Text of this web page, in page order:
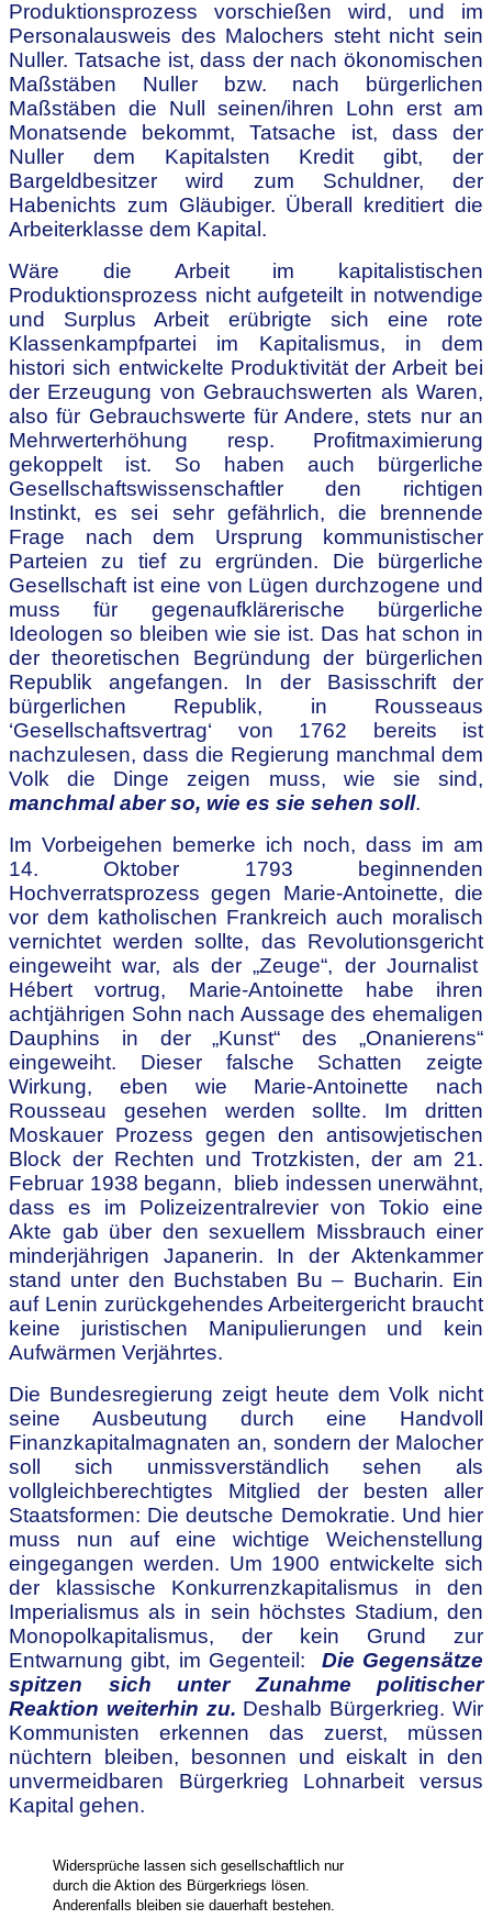
Produktionsprozess vorschießen wird, und im
Personalausweis des Malochers steht nicht sein
Nuller. Tatsache ist, dass der nach ökonomischen
Maßstäben Nuller bzw. nach bürgerlichen
Maßstäben die Null seinen/ihren Lohn erst am
Monatsende bekommt, Tatsache ist, dass der
Nuller dem Kapitalsten Kredit gibt, der
Bargeldbesitzer wird zum Schuldner, der
Habenichts zum Gläubiger. Überall kreditiert die
Arbeiterklasse dem Kapital.
Wäre die Arbeit im kapitalistischen
Produktionsprozess nicht aufgeteilt in notwendige
und Surplus Arbeit erübrigte sich eine rote
Klassenkampfpartei im Kapitalismus, in dem
histori sich entwickelte Produktivität der Arbeit bei
der Erzeugung von Gebrauchswerten als Waren,
also für Gebrauchswerte für Andere, stets nur an
Mehrwerterhöhung resp. Profitmaximierung
gekoppelt ist. So haben auch bürgerliche
Gesellschaftswissenschaftler den richtigen
Instinkt, es sei sehr gefährlich, die brennende
Frage nach dem Ursprung kommunistischer
Parteien zu tief zu ergründen. Die bürgerliche
Gesellschaft ist eine von Lügen durchzogene und
muss für gegenaufklärerische bürgerliche
Ideologen so bleiben wie sie ist. Das hat schon in
der theoretischen Begründung der bürgerlichen
Republik angefangen. In der Basisschrift der
bürgerlichen Republik, in Rousseaus
‘Gesellschaftsvertrag‘ von 1762 bereits ist
nachzulesen, dass die Regierung manchmal dem
Volk die Dinge zeigen muss, wie sie sind,
manchmal aber so, wie es sie sehen soll.
Im Vorbeigehen bemerke ich noch, dass im am
14. Oktober 1793 beginnenden
Hochverratsprozess gegen Marie-Antoinette, die
vor dem katholischen Frankreich auch moralisch
vernichtet werden sollte, das Revolutionsgericht
eingeweiht war, als der „Zeuge“, der Journalist
Hébert vortrug, Marie-Antoinette habe ihren
achtjährigen Sohn nach Aussage des ehemaligen
Dauphins in der „Kunst“ des „Onanierens“
eingeweiht. Dieser falsche Schatten zeigte
Wirkung, eben wie Marie-Antoinette nach
Rousseau gesehen werden sollte. Im dritten
Moskauer Prozess gegen den antisowjetischen
Block der Rechten und Trotzkisten, der am 21.
Februar 1938 begann, blieb indessen unerwähnt,
dass es im Polizeizentralrevier von Tokio eine
Akte gab über den sexuellem Missbrauch einer
minderjährigen Japanerin. In der Aktenkammer
stand unter den Buchstaben Bu – Bucharin. Ein
auf Lenin zurückgehendes Arbeitergericht braucht
keine juristischen Manipulierungen und kein
Aufwärmen Verjährtes.
Die Bundesregierung zeigt heute dem Volk nicht
seine Ausbeutung durch eine Handvoll
Finanzkapitalmagnaten an, sondern der Malocher
soll sich unmissverständlich sehen als
vollgleichberechtigtes Mitglied der besten aller
Staatsformen: Die deutsche Demokratie. Und hier
muss nun auf eine wichtige Weichenstellung
eingegangen werden. Um 1900 entwickelte sich
der klassische Konkurrenzkapitalismus in den
Imperialismus als in sein höchstes Stadium, den
Monopolkapitalismus, der kein Grund zur
Entwarnung gibt, im Gegenteil:
Die Gegensätze
spitzen sich unter Zunahme politischer
Reaktion weiterhin zu. Deshalb Bürgerkrieg. Wir
Kommunisten erkennen das zuerst, müssen
nüchtern bleiben, besonnen und eiskalt in den
unvermeidbaren Bürgerkrieg Lohnarbeit versus
Kapital gehen.
Widersprüche lassen sich gesellschaftlich nur
durch die Aktion des Bürgerkriegs lösen.
Anderenfalls bleiben sie dauerhaft bestehen.